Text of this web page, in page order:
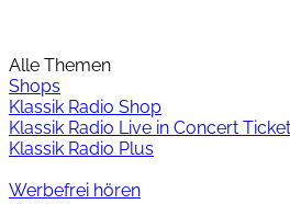
Alle Themen
Shops
Klassik Radio Shop
Klassik Radio Live in Concert
Klassik Radio Plus
Werbefrei hören